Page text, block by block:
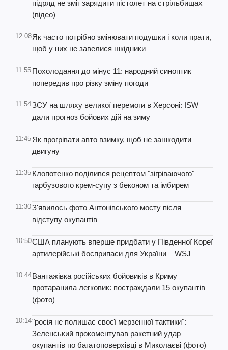
підряд не зміг зарядити пістолет на стрільбищах
(відео)
12:08Як часто потрібно змінювати подушки і коли прати,
щоб у них не завелися шкідники
11:55 Похолодання до мінус 11: народний синоптик
попередив про різку зміну погоди
11:54ЗСУ на шляху великої перемоги в Херсоні: ISW
дали прогноз бойових дій на зиму
11:45 Як прогрівати авто взимку, щоб не зашкодити
двигуну
11:35 Клопотенко поділився рецептом "зігріваючого"
гарбузового крем-супу з беконом та імбирем
11:30З'явилось фото Антонівського мосту після
відступу окупантів
10:50США планують вперше придбати у Південної Кореї
артилерійські боєприпаси для України – WSJ
10:44Вантажівка російських бойовиків в Криму
протаранила легковик: постраждали 15 окупантів
(фото)
10:14"росія не полишає своєї мерзенної тактики":
Зеленський прокоментував ракетний удар
окупантів по багатоповерхівці в Миколаєві (фото)